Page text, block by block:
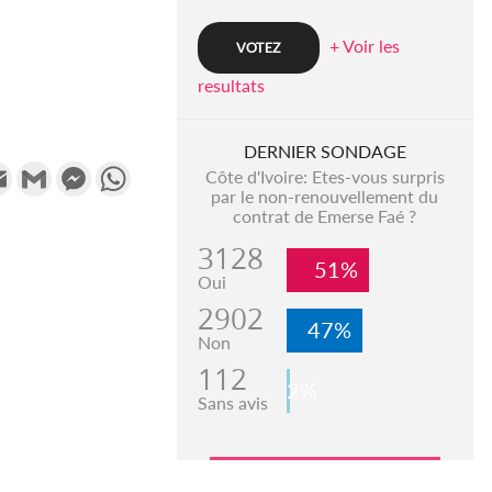
Email Gmail MessengerWhatsApp
+ Voir les
resultats
DERNIER SONDAGE
Côte d'Ivoire: Etes-vous surpris
par le non-renouvellement du
contrat de Emerse Faé ?
3128
Oui 51%
2902
Non 47%
112
Sans avis 2%